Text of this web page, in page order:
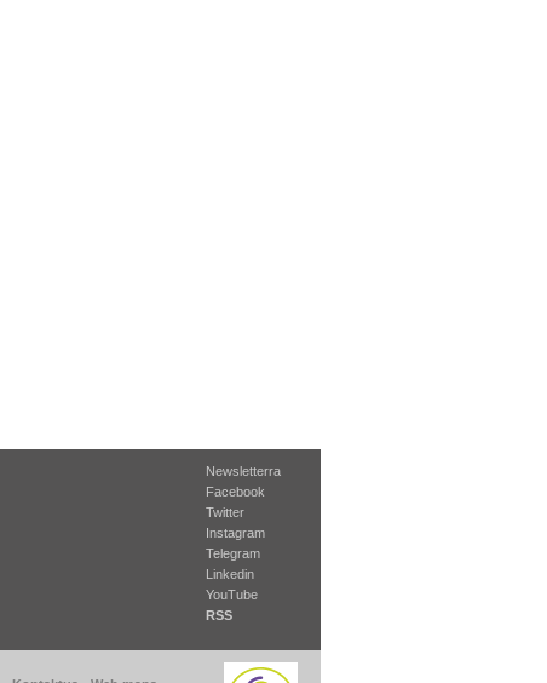
Newsletterra
Facebook
Twitter
Instagram
Telegram
Linkedin
YouTube
RSS